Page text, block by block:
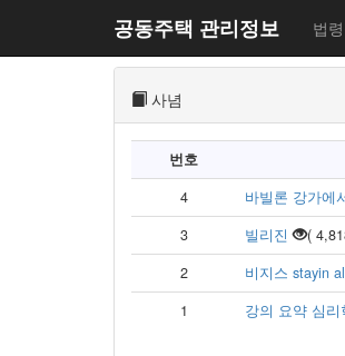
공동주택 관리정보 법
사념
번호
4
바빌론 강가에
3
빌리진 (
2
비지스 stayin
1
강의 요약 심